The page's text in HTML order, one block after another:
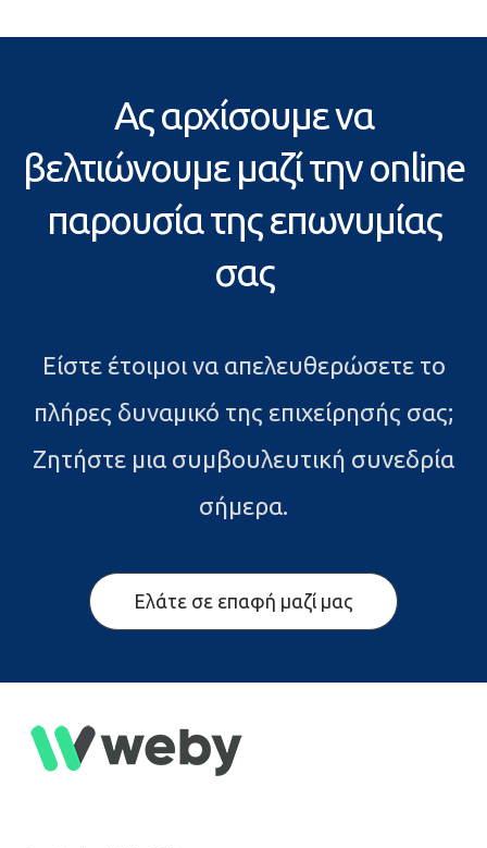
Ας αρχίσουμε να
βελτιώνουμε μαζί την online
παρουσία της επωνυμίας
σας
Είστε έτοιμοι να απελευθερώσετε το
πλήρες δυναμικό της επιχείρησής σας;
Ζητήστε μια συμβουλευτική συνεδρία
σήμερα.
Ελάτε σε επαφή μαζί μας